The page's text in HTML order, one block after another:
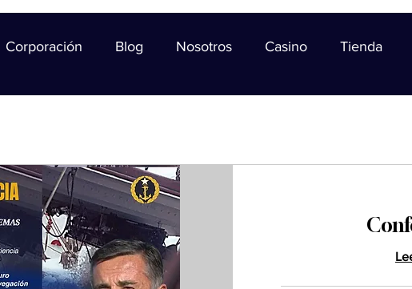
Corporación Blog Nosotros Casino Tienda